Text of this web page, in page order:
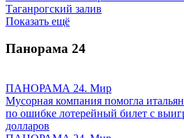
Таганрогский залив
Показать ещё
Панорама 24
ПАНОРАМА 24. Мир
Мусорная компания помогла
по ошибке лотерейный билет с
долларов